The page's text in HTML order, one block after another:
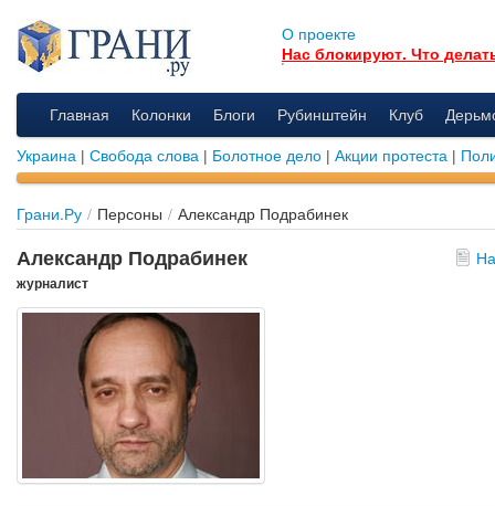
О проекте
Нас блокируют. Что
Главная Колонки Блоги Рубинштейн Клуб
Украина | Свобода слова | Болотное дело | Акции протеста |
Грани.Ру / Персоны / Александр Подрабинек
Александр Подрабинек
журналист